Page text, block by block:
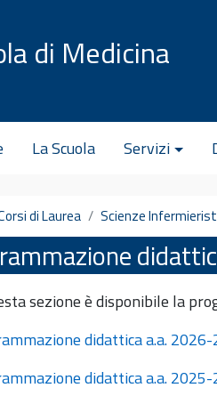
di Medicina
La Scuola Servizi
di Laurea Scienze
sezione è disponibile la
didattica a.a.
didattica a.a.